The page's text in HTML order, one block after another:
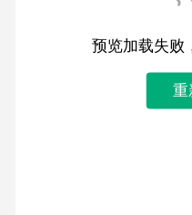
预览加载失败
重